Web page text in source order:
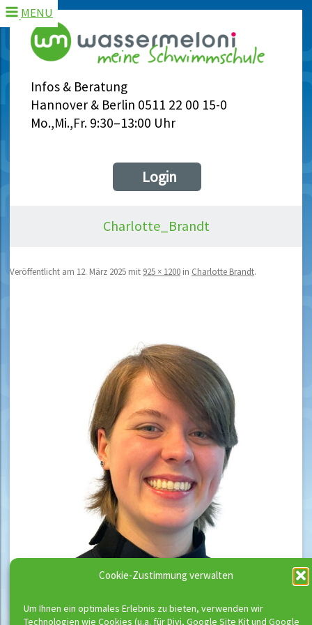
Cookie-Zustimmung verwalten
Um Ihnen ein optimales Erlebnis zu bieten, verwenden wir
Technologien wie Cookies (u.a. für Divi, Google Site Kit und Google
Infos & Beratung
Hannover & Berlin 0511 22 00 15-0
Mo.,Mi.,Fr. 9:30–13:00 Uhr
MENU
Login
Charlotte_Brandt
Veröffentlicht am 12. März 2025 mit 925 × 1200 in Charlotte Brandt.